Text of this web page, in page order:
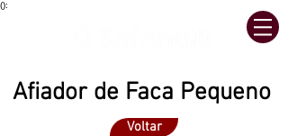
():
Afiador de Faca Pequeno
Voltar